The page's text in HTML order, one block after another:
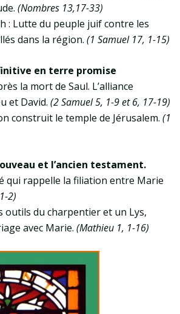
(Nombres 13,17-33)
: Lutte du peuple juif contre les
dans la région. (1 Samuel 17, 1-15)
en terre promise
la mort de Saul. L’alliance
et David. (2 Samuel 5, 1-9 et 6, 17-19)
construit le temple de Jérusalem. (1
et l’ancien testament.
qui rappelle la filiation entre Marie
2)
outils du charpentier et un Lys,
avec Marie. (Mathieu 1, 1-16)